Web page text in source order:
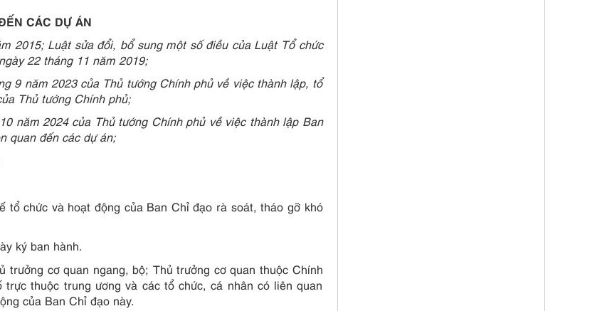
CÁC DỰ ÁN
2015; Luật sửa đổi, bổ sung một số điều của Luật Tổ chức
22 tháng 11 năm 2019;
9 năm 2023 của Thủ tướng Chính phủ về việc thành lập, tổ
Thủ tướng Chính phủ;
năm 2024 của Thủ tướng Chính phủ về việc thành lập Ban
quan đến các dự án;
tổ chức và hoạt động của Ban Chỉ đạo rà soát, tháo gỡ khó
ký ban hành.
trưởng cơ quan ngang, bộ; Thủ trưởng cơ quan thuộc Chính
thuộc trung ương và các tổ chức, cá nhân có liên quan
của Ban Chỉ đạo này.